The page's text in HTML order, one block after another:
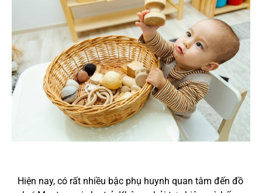
Hiện nay, có rất nhiều bậc phụ huynh quan tâm đến đồ